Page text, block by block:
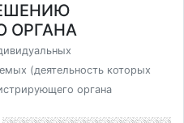
ОРГАНА
(деятельность которых
органа